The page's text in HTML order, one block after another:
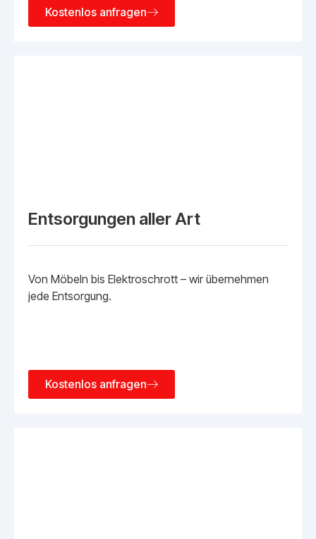
Kostenlos anfragen
Entsorgungen aller Art
Von Möbeln bis Elektroschrott – wir übernehmen
jede Entsorgung.
Kostenlos anfragen